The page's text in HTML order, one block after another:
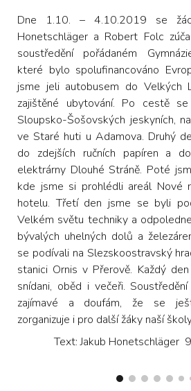
Dne 1.10. – 4.10.2019 se
Honetschläger a Robert Folc
soustředění pořádaném
které bylo spolufinancováno
jsme jeli autobusem do Velkých
zajištěné ubytování. Po cestě
Sloupsko-Šošovských jeskyních,
ve Staré huti u Adamova. Druhý
do zdejších ručních papíren a
elektrárny Dlouhé Stráně. Poté
kde jsme si prohlédli areál Nové
hotelu. Třetí den jsme se byli
Velkém světu techniky a
bývalých uhelných dolů a
se podívali na Slezskoostravský
stanici Ornis v Přerově. Každý
snídani, oběd i večeři.
zajímavé a doufám, že se
zorganizuje i pro další žáky naší
Text: Jakub Honetschläger